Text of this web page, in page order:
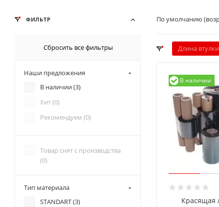
По умолчанию
Длина
В наличии
Красящая
ФИЛЬТР
Сбросить все фильтры
Наши предложения
В наличии (3)
Хит (0)
Рекомендуем (0)
Товар снят с производства
(0)
Тип материала
STANDART (3)